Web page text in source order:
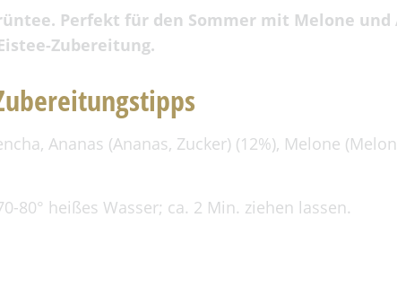
Perfekt für den Sommer mit Melone und
Zubereitung.
Ananas (Ananas, Zucker) (12%), Melone
80° heißes Wasser; ca. 2 Min. ziehen lassen.